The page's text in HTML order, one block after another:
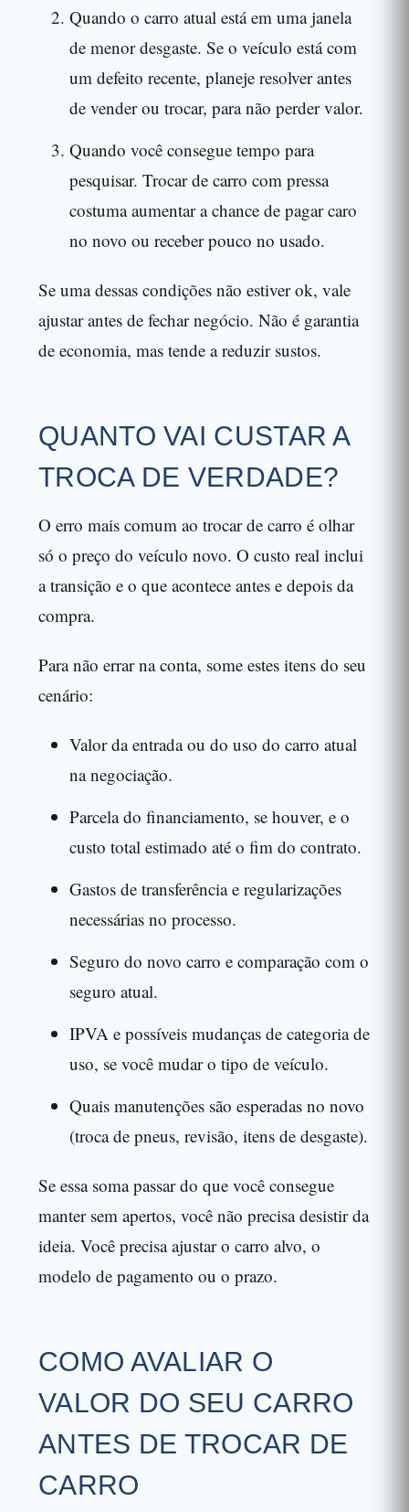
Quando o carro atual está em uma janela
de menor desgaste. Se o veículo está com
um defeito recente, planeje resolver antes
de vender ou trocar, para não perder valor.
Quando você consegue tempo para
pesquisar. Trocar de carro com pressa
costuma aumentar a chance de pagar caro
no novo ou receber pouco no usado.
Se uma dessas condições não estiver ok, vale
ajustar antes de fechar negócio. Não é garantia
de economia, mas tende a reduzir sustos.
QUANTO VAI CUSTAR A
TROCA DE VERDADE?
O erro mais comum ao trocar de carro é olhar
só o preço do veículo novo. O custo real inclui
a transição e o que acontece antes e depois da
compra.
Para não errar na conta, some estes itens do seu
cenário:
Valor da entrada ou do uso do carro atual
na negociação.
Parcela do financiamento, se houver, e o
custo total estimado até o fim do contrato.
Gastos de transferência e regularizações
necessárias no processo.
Seguro do novo carro e comparação com o
seguro atual.
IPVA e possíveis mudanças de categoria de
uso, se você mudar o tipo de veículo.
Quais manutenções são esperadas no novo
(troca de pneus, revisão, itens de desgaste).
Se essa soma passar do que você consegue
manter sem apertos, você não precisa desistir da
ideia. Você precisa ajustar o carro alvo, o
modelo de pagamento ou o prazo.
COMO AVALIAR O
VALOR DO SEU CARRO
ANTES DE TROCAR DE
CARRO